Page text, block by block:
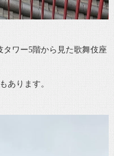
ワー5階から見た歌舞伎座
あります。